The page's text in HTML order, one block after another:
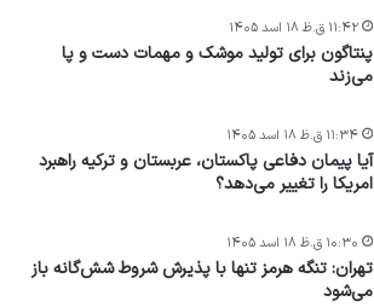
پنتاگون برای تولید موشک و مهمات دست و پا
می‌زند
۱۱:۴۲ ق.ظ ۱۸ اسد ۱۴۰۵
آیا پیمان دفاعی پاکستان، عربستان و ترکیه راهبرد
امریکا را تغییر می‌دهد؟
۱۱:۳۴ ق.ظ ۱۸ اسد ۱۴۰۵
تهران: تنگه هرمز تنها با پذیرش شروط شش‌گانه باز
می‌شود
۱۰:۳۰ ق.ظ ۱۸ اسد ۱۴۰۵